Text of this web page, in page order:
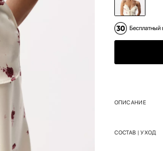
Бесплатный
ОПИСАНИЕ
СОСТАВ | УХОД